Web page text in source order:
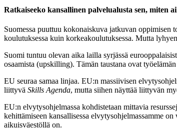
Ratkaiseeko kansallinen palvelualusta sen, miten
Suomessa puuttuu kokonaiskuva jatkuvan
koulutuksessa kuin korkeakoulutuksessa. Mutta
Suomi tuntuu olevan aika lailla syrjässä
osaamista (upskilling). Tämän taustana ovat
EU seuraa samaa linjaa. EU:n massiivisen
liittyvä Skills Agenda, mutta siihen näyttää liittyvän
EU:n elvytysohjelmassa kohdistetaan mittavia
kehittämiseen kansallisessa elvytysohjelmassamme
aikuisväestöllä on.